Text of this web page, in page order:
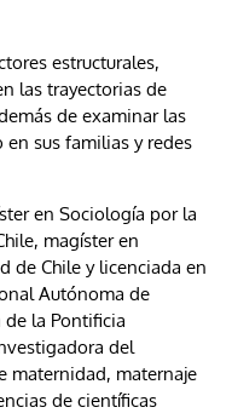
estructurales,
las trayectorias de
de examinar las
sus familias y redes
en Sociología por la
magíster en
de Chile y licenciada en
Autónoma de
de la Pontificia
del
maternidad, maternaje
de científicas